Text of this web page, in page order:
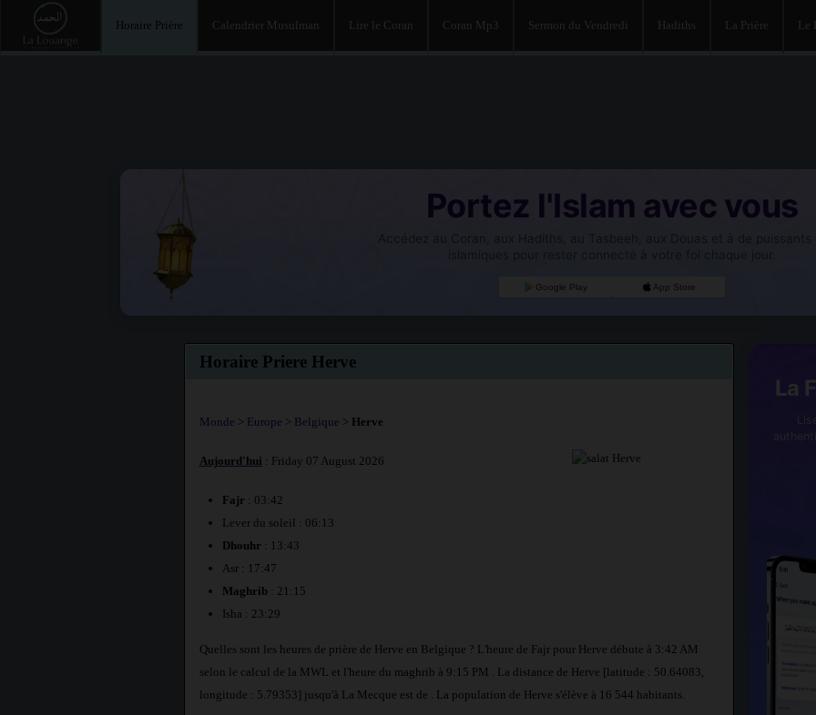
Horaire Prière Calendrier Musulman Lire le Coran Coran Mp3 Sermon du Vendredi Hadiths La Prière Le
Portez l'Islam avec vous
Accédez au Coran, aux Hadiths, au Tasbeeh, aux Douas et à de puissants
islamiques pour rester connecté à votre foi chaque jour.
Google Play App Store
Horaire Priere Herve
Monde > Europe > Belgique > Herve
Aujourd'hui : Friday 07 August 2026
Fajr : 03:42
Lever du soleil : 06:13
Dhouhr : 13:43
Asr : 17:47
Maghrib: 21:15
Isha : 23:29
Quelles sont les heures de prière de Herve en Belgique ? L'heure de Fajr pour Herve débute à 3:42 AM
selon le calcul de la MWL et l'heure du maghrib à 9:15 PM . La distance de Herve [latitude : 50.64083,
longitude : 5.79353] jusqu'à La Mecque est de
. La population de Herve s'élève à 16 544 habitants.
La